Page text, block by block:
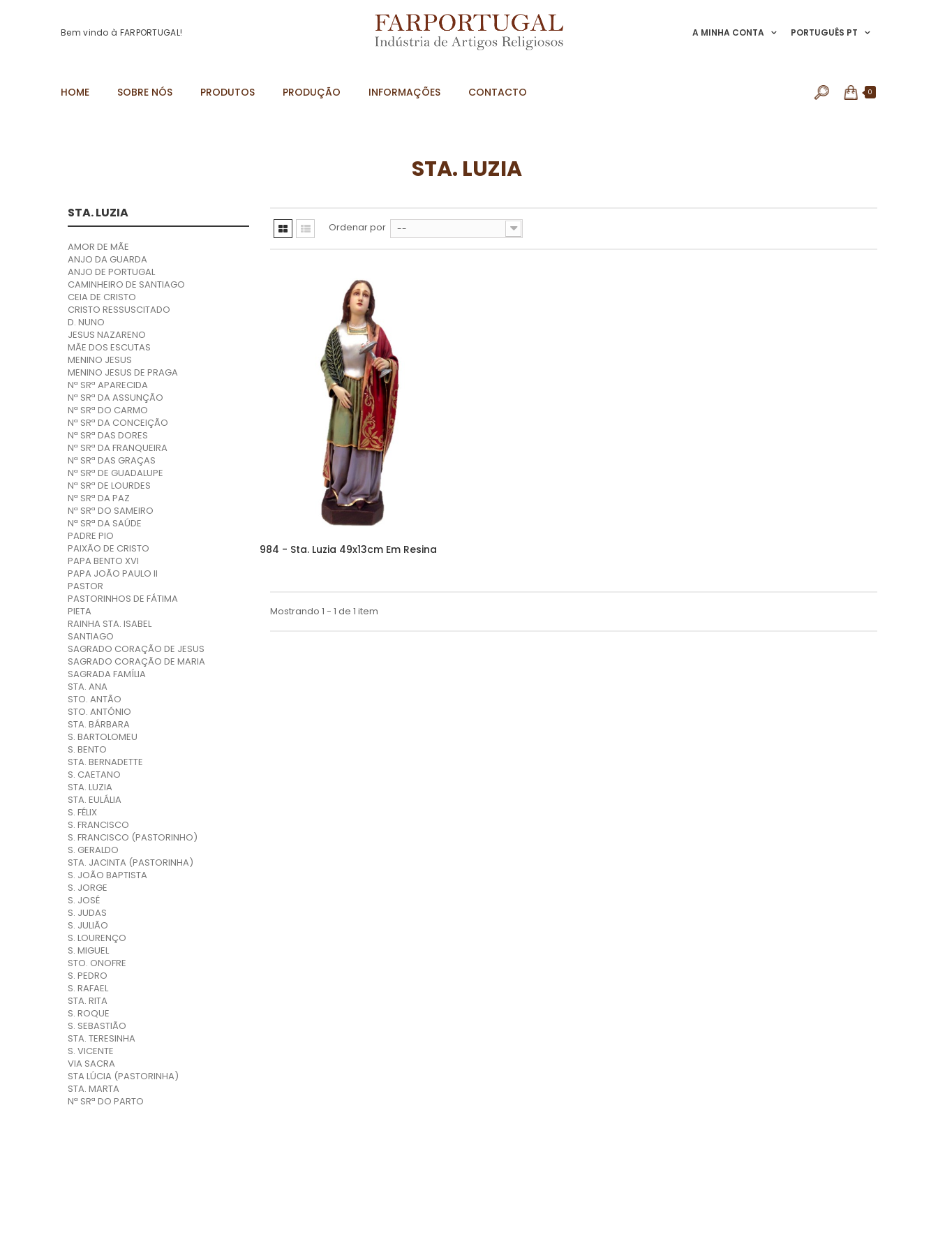
PORTUGUÊS PT
Bem vindo à FARPORTUGAL! A MINHA CONTA
HOME SOBRE NÓS PRODUTOS PRODUÇÃO INFORMAÇÕES CONTACTO 0
STA. LUZIA
STA. LUZIA
AMOR DE MÃE
ANJO DA GUARDA
ANJO DE PORTUGAL
CAMINHEIRO DE SANTIAGO
CEIA DE CRISTO
CRISTO RESSUSCITADO
D. NUNO
JESUS NAZARENO
MÃE DOS ESCUTAS
MENINO JESUS
MENINO JESUS DE PRAGA
Nª SRª APARECIDA
Nª SRª DA ASSUNÇÃO
Nª SRª DO CARMO
Nª SRª DA CONCEIÇÃO
Nª SRª DAS DORES
Nª SRª DA FRANQUEIRA
Nª SRª DAS GRAÇAS
Nª SRª DE GUADALUPE
Nª SRª DE LOURDES
Nª SRª DA PAZ
Nª SRª DO SAMEIRO
Nª SRª DA SAÚDE
PADRE PIO
PAIXÃO DE CRISTO
PAPA BENTO XVI
PAPA JOÃO PAULO II
PASTOR
PASTORINHOS DE FÁTIMA
PIETA
RAINHA STA. ISABEL
SANTIAGO
SAGRADO CORAÇÃO DE JESUS
SAGRADO CORAÇÃO DE MARIA
SAGRADA FAMÍLIA
STA. ANA
STO. ANTÃO
STO. ANTÓNIO
STA. BÁRBARA
S. BARTOLOMEU
S. BENTO
STA. BERNADETTE
S. CAETANO
STA. LUZIA
STA. EULÁLIA
S. FÉLIX
S. FRANCISCO
S. FRANCISCO (PASTORINHO)
S. GERALDO
STA. JACINTA (PASTORINHA)
S. JOÃO BAPTISTA
S. JORGE
S. JOSÉ
S. JUDAS
S. JULIÃO
S. LOURENÇO
S. MIGUEL
STO. ONOFRE
S. PEDRO
S. RAFAEL
STA. RITA
S. ROQUE
S. SEBASTIÃO
STA. TERESINHA
S. VICENTE
VIA SACRA
STA LÚCIA (PASTORINHA)
STA. MARTA
Nª SRª DO PARTO
Ordenar por --
984 - Sta. Luzia 49x13cm Em Resina
Mostrando 1 - 1 de 1 item